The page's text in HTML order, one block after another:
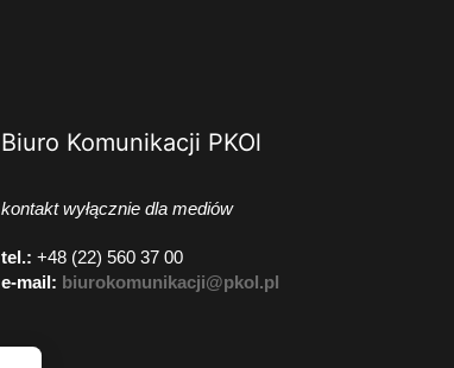
Biuro Komunikacji PKOl
kontakt wyłącznie dla mediów
tel.: +48 (22) 560 37 00
e-mail: biurokomunikacji@pkol.pl